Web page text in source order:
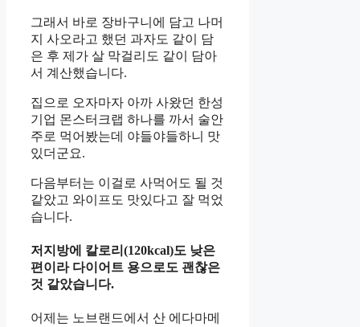
그래서 바로 장바구니에 담고 나머
지 사오라고 했던 과자도 같이 담
은 후 제가 살 막걸리도 같이 담아
서 계산했습니다.
집으로 오자마자 아까 사왔던 한성
기업 몬스터크랩 하나를 까서 술안
주로 먹어봤는데 야들야들하니 맛
있더군요.
다음부터는 이걸로 사먹어도 될 것
같았고 와이프도 맛있다고 잘 먹었
습니다.
저지방에 칼로리(120kcal)도 낮은
편이라 다이어트 용으로도 괜찮은
것 같았습니다.
어제는 노브랜드에서 산 에다마메